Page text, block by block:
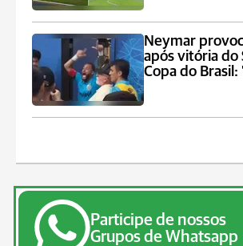
Neymar
após vitória do
Copa do
Participe de nossos
Grupos de Whatsapp